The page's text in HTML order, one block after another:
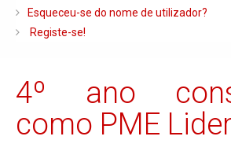
Caldeiras e Queimadores
Biomassa
Piso Radiante
Radiadores e Ventiloconvetores
Esqueceu-se do nome de utilizador?
Registe-se!
4º ano
como PME